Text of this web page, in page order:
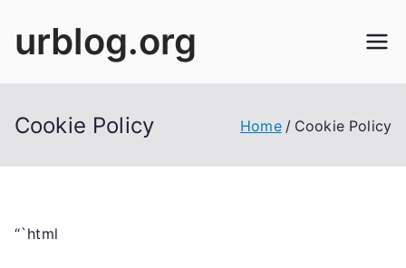
urblog.org
Cookie Policy Home Cookie Policy
“`html